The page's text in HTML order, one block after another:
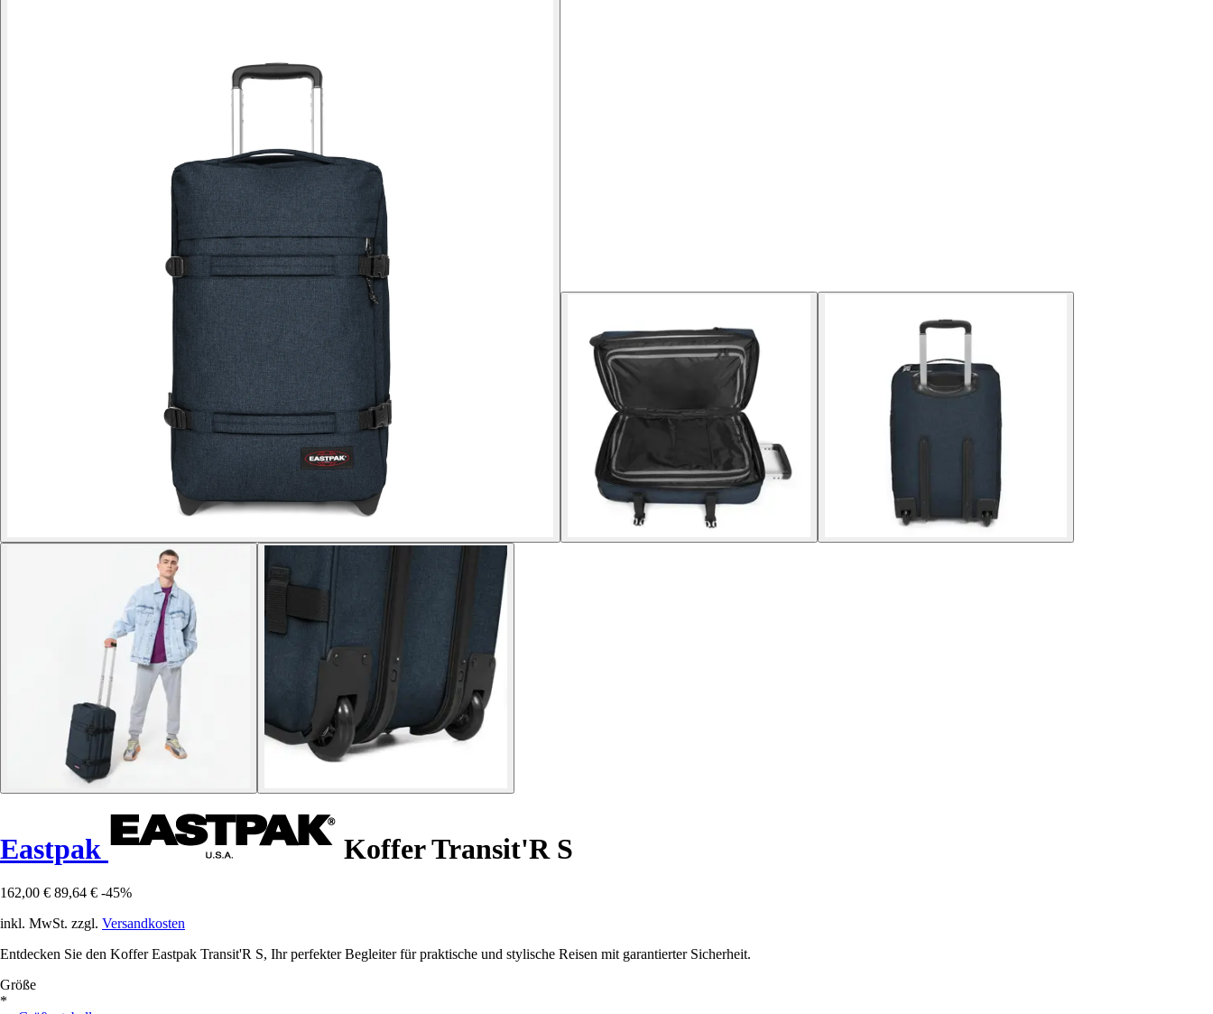
Eastpak Koffer Transit'R S
162,00 € 89,64 € -45%
inkl. MwSt. zzgl. Versandkosten
Entdecken Sie den Koffer Eastpak Transit'R S, Ihr perfekter Begleiter für praktische und stylische Reisen mit garantierter Sicherheit.
Größe
*